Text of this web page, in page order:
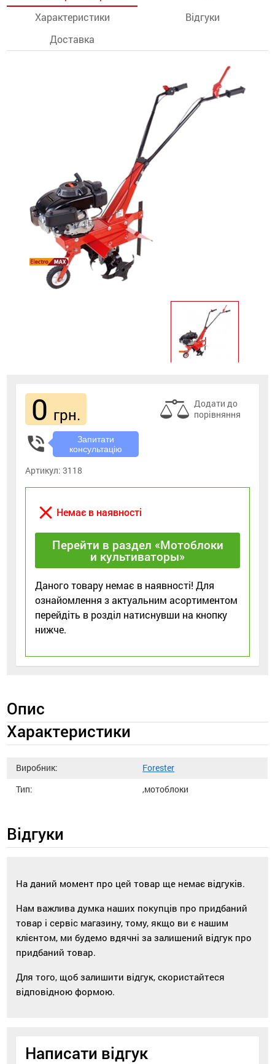
Характеристики
Відгуки
Доставка
0 грн.
Додати до
порівняння
phone_in_talk
Запитати
консультацію
Артикул:3118
close Немає в наявності
Перейти в раздел «Мотоблоки
и культиваторы»
Даного товару немає в наявності! Для
ознайомлення з актуальним асортиментом
перейдіть в розділ натиснувши на кнопку
нижче.
Опис
Характеристики
Виробник:
Forester
Тип:
,мотоблоки
Відгуки
На даний момент про цей товар ще немає відгуків.
Нам важлива думка наших покупців про придбаний
товар і сервіс магазину, тому, якщо ви є нашим
клієнтом, ми будемо вдячні за залишений відгук про
придбаний товар.
Для того, щоб залишити відгук, скористайтеся
відповідною формою.
Написати відгук